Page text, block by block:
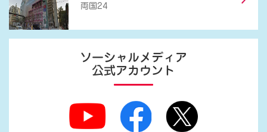
両国24
ソーシャルメディア
公式アカウント